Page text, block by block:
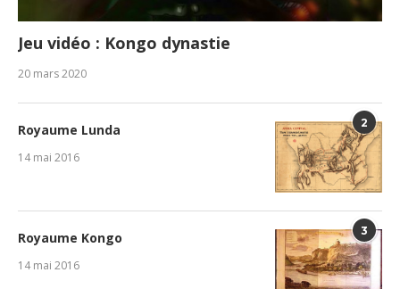
Jeu vidéo : Kongo dynastie
20 mars 2020
2
Royaume Lunda
14 mai 2016
3
Royaume Kongo
14 mai 2016